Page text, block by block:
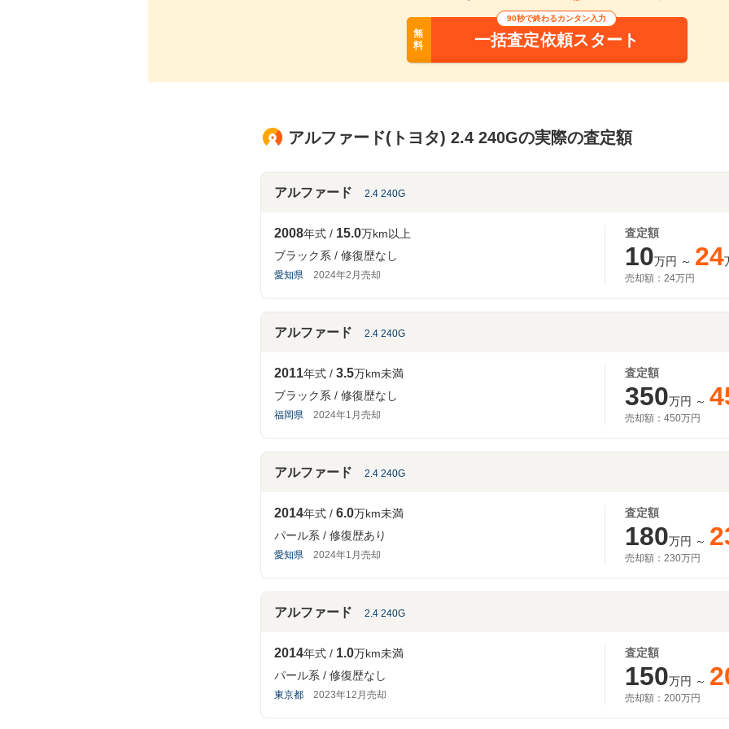
無
料
90秒で終わるカンタン入力
一括査定依頼スタート
アルファード(トヨタ) 2.4 240Gの実際の査定額
アルファード 2.4 240G
2008年式 15.0万km以上
ブラック系
修復歴なし
愛知県 2024年2月売却
査定額
10万円 ～ 24
売却額： 24万円
アルファード 2.4 240G
2011年式 3.5万km未満
ブラック系
修復歴なし
福岡県 2024年1月売却
査定額
350万円 ～
売却額： 450万円
アルファード 2.4 240G
2014年式 6.0万km未満
パール系
修復歴あり
愛知県 2024年1月売却
査定額
180万円 ～
売却額： 230万円
アルファード 2.4 240G
2014年式 1.0万km未満
パール系
修復歴なし
東京都 2023年12月売却
査定額
150万円 ～
売却額： 200万円